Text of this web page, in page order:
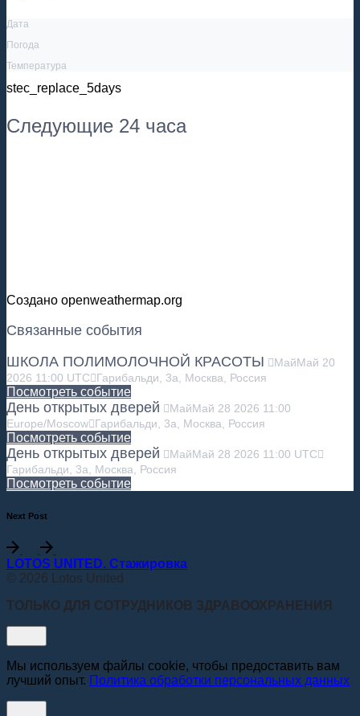
Дата
Погода
Температура
stec_replace_5days
Следующие 24 часа
Создано openweathermap.org
Связанные события
ШКОЛА ПОЛИМОЛОЧНОЙ КРАСОТЫ
МайМай 20
2026 11:00 UTC Гарибальди, 3а, Москва, Россия
Посмотреть событие
День открытых дверей МайМай 28 2026 11:00
Europe/Moscow Гарибальди, 3а, Москва, Россия
Посмотреть событие
День открытых дверей МайМай 28 2026 11:00 UTC
Гарибальди, 3а, Москва, Россия
Посмотреть событие
Next Post
LOTOS UNITED. Стажировка
© 2026 Lotos United
ТОЛЬКО ДЛЯ СОТРУДНИКОВ ЗДРАВООХРАНЕНИЯ
Мы используем файлы cookie, чтобы предоставить вам
лучший опыт. Политика обработки персональных данных